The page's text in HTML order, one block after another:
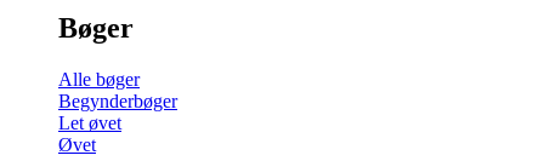
Bøger
Alle bøger
Begynderbøger
Let øvet
Øvet